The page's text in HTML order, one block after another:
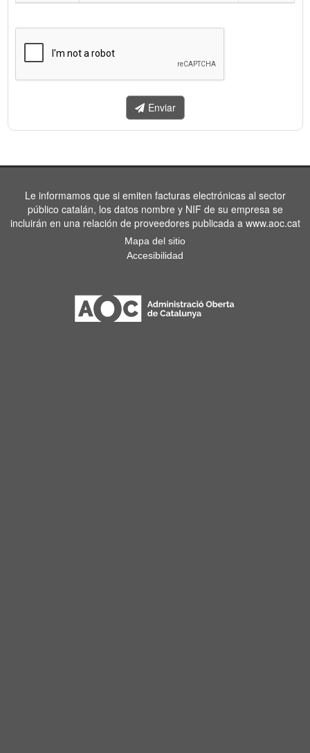
enviar.
Enviar
Le informamos que si emiten facturas electrónicas al sector
público catalán, los datos nombre y NIF de su empresa se
incluirán en una relación de proveedores publicada a www.aoc.cat
Mapa del sitio
Accesibilidad